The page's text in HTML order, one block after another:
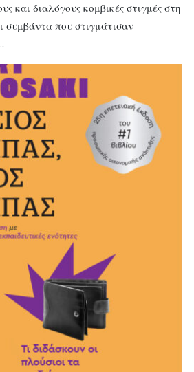
και διαλόγους κομβικές στιγμές στη
που στιγμάτισαν